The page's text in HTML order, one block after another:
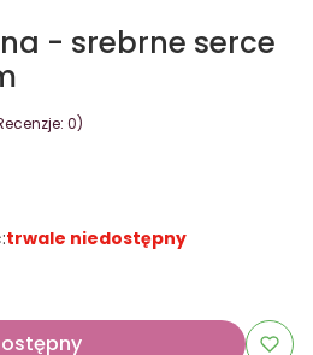
- srebrne serce
0)
trwale niedostępny